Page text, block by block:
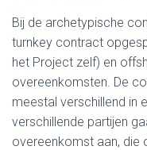
Bij de archetypische
turnkey contract
het Project zelf) en
overeenkomsten. De
meestal verschillend in
verschillende partijen
overeenkomst aan, die